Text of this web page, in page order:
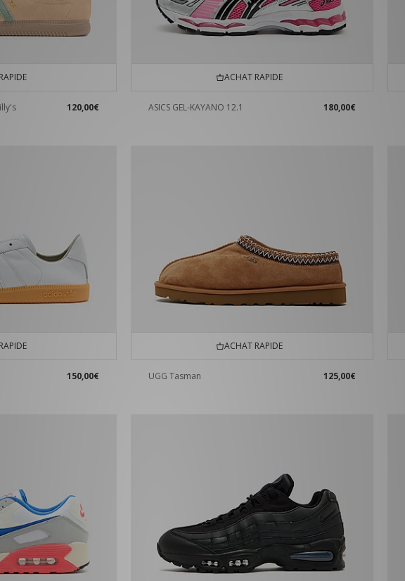
120,00€
ACHAT RAPIDE
ASICS GEL-KAYANO 12.1 180,00€
150,00€
ACHAT RAPIDE
UGG Tasman 125,00€